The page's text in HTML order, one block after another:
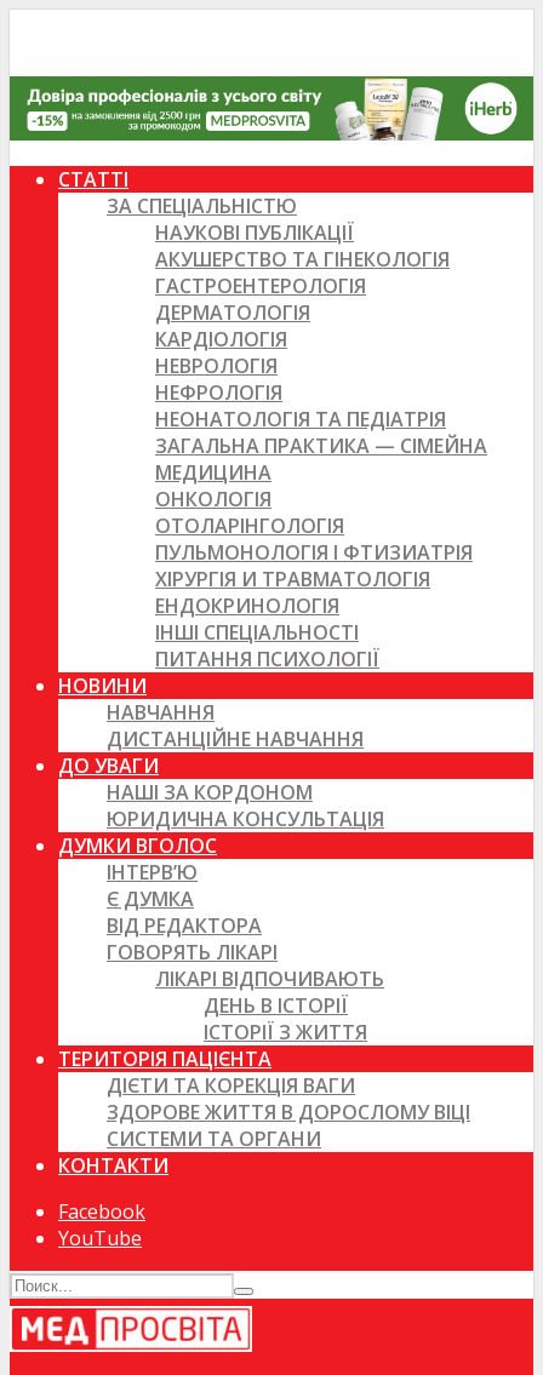
СТАТТІ
ЗА СПЕЦІАЛЬНІСТЮ
НАУКОВІ ПУБЛІКАЦІЇ
АКУШЕРСТВО ТА ГІНЕКОЛОГІЯ
ГАСТРОЕНТЕРОЛОГІЯ
ДЕРМАТОЛОГІЯ
КАРДІОЛОГІЯ
НЕВРОЛОГІЯ
НЕФРОЛОГІЯ
НЕОНАТОЛОГІЯ ТА ПЕДІАТРІЯ
ЗАГАЛЬНА ПРАКТИКА — СІМЕЙНА
МЕДИЦИНА
ОНКОЛОГІЯ
ОТОЛАРІНГОЛОГІЯ
ПУЛЬМОНОЛОГІЯ І ФТИЗИАТРІЯ
ХІРУРГІЯ И ТРАВМАТОЛОГІЯ
ЕНДОКРИНОЛОГІЯ
ІНШІ СПЕЦІАЛЬНОСТІ
ПИТАННЯ ПСИХОЛОГІЇ
НОВИНИ
НАВЧАННЯ
ДИСТАНЦІЙНЕ НАВЧАННЯ
ДО УВАГИ
НАШІ ЗА КОРДОНОМ
ЮРИДИЧНА КОНСУЛЬТАЦІЯ
ДУМКИ ВГОЛОС
ІНТЕРВ’Ю
Є ДУМКА
ВІД РЕДАКТОРА
ГОВОРЯТЬ ЛІКАРІ
ЛІКАРІ ВІДПОЧИВАЮТЬ
ДЕНЬ В ІСТОРІЇ
ІСТОРІЇ З ЖИТТЯ
ТЕРИТОРІЯ ПАЦІЄНТА
ДІЄТИ ТА КОРЕКЦІЯ ВАГИ
ЗДОРОВЕ ЖИТТЯ В ДОРОСЛОМУ ВІЦІ
СИСТЕМИ ТА ОРГАНИ
КОНТАКТИ
Facebook
YouTube